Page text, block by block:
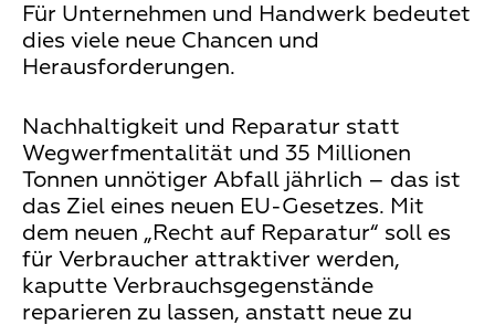
Für Unternehmen und Handwerk bedeutet
dies viele neue Chancen und
Herausforderungen.
Nachhaltigkeit und Reparatur statt
Wegwerfmentalität und 35 Millionen
Tonnen unnötiger Abfall jährlich – das ist
das Ziel eines neuen EU-Gesetzes. Mit
dem neuen „Recht auf Reparatur“ soll es
für Verbraucher attraktiver werden,
kaputte Verbrauchsgegenstände
reparieren zu lassen, anstatt neue zu